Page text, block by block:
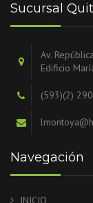
Sucursal
Av.
Edificio
(593)(2)
Navegación
INICIO